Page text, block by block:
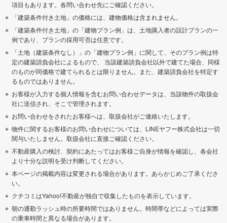
項目もあります。各問い合わせ先にご確認ください。
「建築条件付き土地」の価格には、建物価格は含まれません。
「建築条件付き土地」の「建物プラン例」は、土地購入者の設計プランの一
例であり、プランの採用可否は任意です。
「土地（建築条件なし）」の「建物プラン例」に関して、そのプラン例は特
定の建築請負会社によるもので、 当該建築請負会社以外で建てた場合、同様
のものが同価格で建てられるとは限りません。また、建築請負会社を特定す
るものではありません。
お客様が入力する個人情報を含むお問い合わせデータは、当該物件の取扱会
社に送信され、そこで管理されます。
お問い合わせをされたお客様へは、取扱会社がご連絡いたします。
物件に関するお客様のお問い合わせについては、LINEヤフー株式会社は一切
関与いたしません。取扱会社に直接ご確認ください。
不動産購入の検討、契約にあたってはお客様ご自身が情報を確認し、各会社
より十分な説明を受け判断してください。
本ページの掲載内容は変更される場合があります。あらかじめご了承くださ
い。
クチコミはYahoo!不動産が独自で収集したものを表示しています。
朝の通勤ラッシュ時の所要時間ではありません。時間帯などによっては実際
の乗車時間と異なる場合があります。